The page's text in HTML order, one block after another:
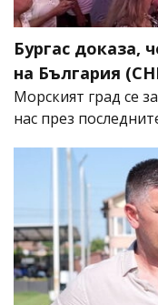
Бургас доказа,
на България
Морският град се
нас през